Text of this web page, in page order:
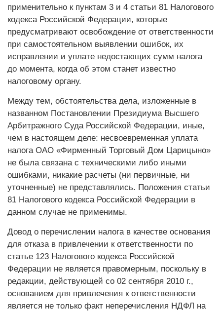
применительно к пунктам 3 и 4 статьи 81 Налогового
кодекса Российской Федерации, которые
предусматривают освобождение от ответственности
при самостоятельном выявлении ошибок, их
исправлении и уплате недостающих сумм налога
до момента, когда об этом станет известно
налоговому органу.
Между тем, обстоятельства дела, изложенные в
названном Постановлении Президиума Высшего
Арбитражного Суда Российской Федерации, иные,
чем в настоящем деле: несвоевременная уплата
налога ОАО «Фирменный Торговый Дом Царицыно»
не была связана с техническими либо иными
ошибками, никакие расчеты (ни первичные, ни
уточненные) не представлялись. Положения статьи
81 Налогового кодекса Российской Федерации в
данном случае не применимы.
Довод о перечислении налога в качестве основания
для отказа в привлечении к ответственности по
статье 123 Налогового кодекса Российской
Федерации не является правомерным, поскольку в
редакции, действующей со 02 сентября 2010 г.,
основанием для привлечения к ответственности
является не только факт неперечисления НДФЛ на